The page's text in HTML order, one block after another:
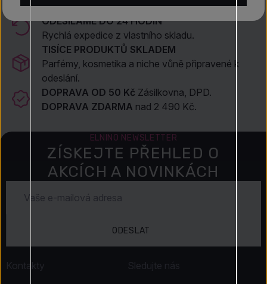
značek.
ODESÍLÁME DO 24 HODIN
Rychlá expedice z vlastního skladu.
TISÍCE PRODUKTŮ SKLADEM
Parfémy, kosmetika a niche vůně připravené k
odeslání.
DOPRAVA OD 50 Kč Zásilkovna, DPD.
DOPRAVA ZDARMA nad 2 490 Kč.
ELNINO NEWSLETTER
ZÍSKEJTE PŘEHLED O
AKCÍCH A NOVINKÁCH
ODESLAT
Kontakty Sledujte nás